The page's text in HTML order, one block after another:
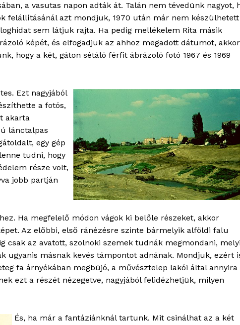
bSZ fiók
Előfizetés
Kapcsolat
Adatkezelési tájékoztató
Hirdetés
a vasutas napon adták át. Talán nem tévedünk nagyot,
felállításánál azt mondjuk, 1970 után már nem
sem látjuk rajta. Ha pedig mellékelem Rita másik
képét, és elfogadjuk az ahhoz megadott dátumot, akkor
hogy a két, gáton sétáló férfit ábrázoló fotó 1967 és 1969
Ezt nagyjából
a fotós,
akarta
lánctalpas
egy gép
tudni, hogy
része volt,
jobb partján
Ha megfelelő módon vágok ki belőle részeket, akkor
Az előbbi, első ránézésre szinte bármelyik alföldi falu
csak az avatott, szolnoki szemek tudnák megmondani,
ugyanis másnak kevés támpontot adnának. Mondjuk, ezért
fa árnyékában megbújó, a művésztelep lakói által annyira
ezt a részét nézegetve, nagyjából felidézhetjük, milyen
És, ha már a fantáziánknál tartunk. Mit csinálhat az a két